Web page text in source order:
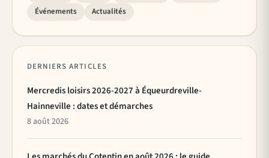
Événements
Actualités
DERNIERS ARTICLES
Mercredis loisirs 2026-2027 à Équeurdreville-
Hainneville : dates et démarches
8 août 2026